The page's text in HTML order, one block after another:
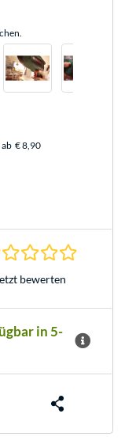
€ 8,90
bewerten
in 5-